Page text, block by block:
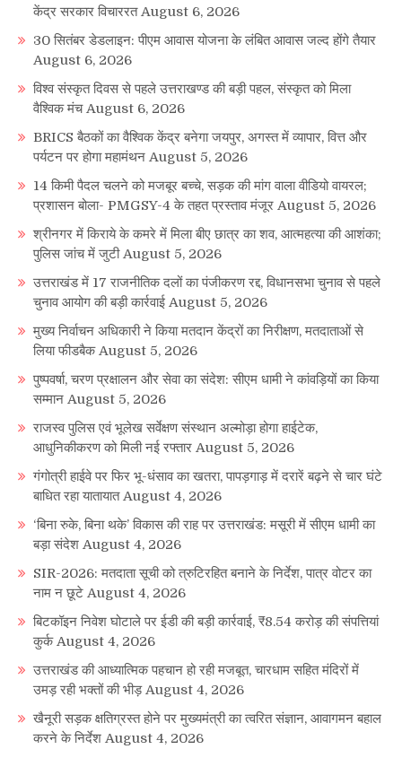
केंद्र सरकार विचाररत August 6, 2026
30 सितंबर डेडलाइन: पीएम आवास योजना के लंबित आवास जल्द होंगे तैयार
August 6, 2026
विश्व संस्कृत दिवस से पहले उत्तराखण्ड की बड़ी पहल, संस्कृत को मिला
वैश्विक मंच August 6, 2026
BRICS बैठकों का वैश्विक केंद्र बनेगा जयपुर, अगस्त में व्यापार, वित्त और
पर्यटन पर होगा महामंथन August 5, 2026
14 किमी पैदल चलने को मजबूर बच्चे, सड़क की मांग वाला वीडियो वायरल;
प्रशासन बोला- PMGSY-4 के तहत प्रस्ताव मंजूर August 5, 2026
श्रीनगर में किराये के कमरे में मिला बीए छात्र का शव, आत्महत्या की आशंका;
पुलिस जांच में जुटी August 5, 2026
उत्तराखंड में 17 राजनीतिक दलों का पंजीकरण रद्द, विधानसभा चुनाव से पहले
चुनाव आयोग की बड़ी कार्रवाई August 5, 2026
मुख्य निर्वाचन अधिकारी ने किया मतदान केंद्रों का निरीक्षण, मतदाताओं से
लिया फीडबैक August 5, 2026
पुष्पवर्षा, चरण प्रक्षालन और सेवा का संदेश: सीएम धामी ने कांवड़ियों का किया
सम्मान August 5, 2026
राजस्व पुलिस एवं भूलेख सर्वेक्षण संस्थान अल्मोड़ा होगा हाईटेक,
आधुनिकीकरण को मिली नई रफ्तार August 5, 2026
गंगोत्री हाईवे पर फिर भू-धंसाव का खतरा, पापड़गाड़ में दरारें बढ़ने से चार घंटे
बाधित रहा यातायात August 4, 2026
‘बिना रुके, बिना थके’ विकास की राह पर उत्तराखंड: मसूरी में सीएम धामी का
बड़ा संदेश August 4, 2026
SIR-2026: मतदाता सूची को त्रुटिरहित बनाने के निर्देश, पात्र वोटर का
नाम न छूटे August 4, 2026
बिटकॉइन निवेश घोटाले पर ईडी की बड़ी कार्रवाई, ₹8.54 करोड़ की संपत्तियां
कुर्क August 4, 2026
उत्तराखंड की आध्यात्मिक पहचान हो रही मजबूत, चारधाम सहित मंदिरों में
उमड़ रही भक्तों की भीड़ August 4, 2026
खैनूरी सड़क क्षतिग्रस्त होने पर मुख्यमंत्री का त्वरित संज्ञान, आवागमन बहाल
करने के निर्देश August 4, 2026